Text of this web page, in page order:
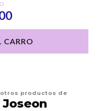
CARRO
productos de